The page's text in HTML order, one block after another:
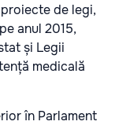
de legi,
anul 2015,
și Legii
medicală
în Parlament